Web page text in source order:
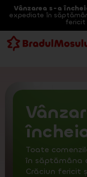
Vânzarea s-a
expediate în
fericit
Toate
în săptămâna
Crăciun fericit